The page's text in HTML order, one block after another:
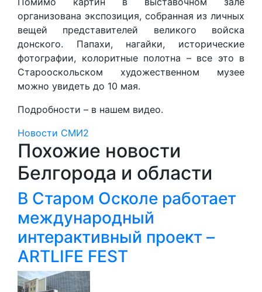
организована экспозиция, собранная из личных
вещей представителей великого войска
донского. Папахи, нагайки, исторические
фотографии, колоритные полотна – все это в
Старооскольском художественном музее
можно увидеть до 10 мая.
Подробности – в нашем видео.
Новости СМИ2
Похожие новости
Белгорода и области
В Старом Осколе работает
международный
интерактивный проект –
ARTLIFE FEST